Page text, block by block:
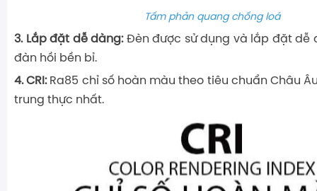
Tấm phản quang chống loá
​​3. Lắp đặt dễ dàng:Đèn được sử dụng và lắp đặt dễ
đàn hồi bền bỉ.
4. CRI: Ra85 chỉ số hoàn màu theo tiêu chuẩn Châu
trung thực nhất.